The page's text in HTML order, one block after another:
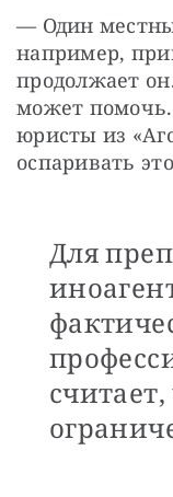
— Один
например,
продолжает
может помочь.
юристы из
оспаривать
Для
считает,